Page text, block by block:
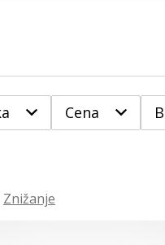
Cena
Znižanje